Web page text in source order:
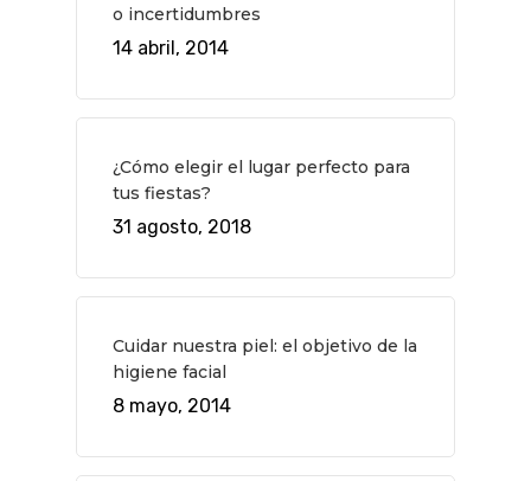
o incertidumbres
14 abril, 2014
¿Cómo elegir el lugar perfecto para
tus fiestas?
31 agosto, 2018
Cuidar nuestra piel: el objetivo de la
higiene facial
8 mayo, 2014